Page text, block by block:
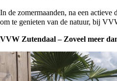
In de zomermaanden, na een actieve
om te genieten van de natuur, bij
VVW Zutendaal – Zoveel meer